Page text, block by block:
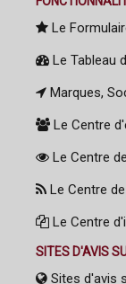
Le
Le Tableau
Marques,
Le Centre
Le Centre
Le Centre
Le Centre
SITES D'AVIS
Sites d'avis